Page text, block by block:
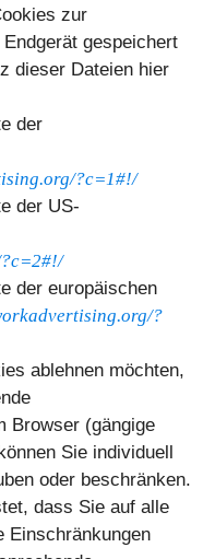
zur
gespeichert
dieser Dateien hier
der
?c=1#!/
der US-
der europäischen
?
ablehnen möchten,
Browser (gängige
Sie individuell
oder beschränken.
dass Sie auf alle
Einschränkungen